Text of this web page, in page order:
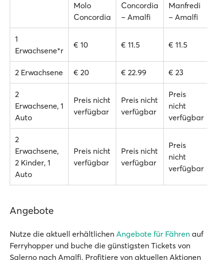
Molo
Concordia
Concordia
– Amalfi
Manfredi
– Amalfi
1
Erwachsene*r
€ 10 € 11.5 € 11.5
2 Erwachsene € 20 € 22.99 € 23
2
Erwachsene, 1
Auto
Preis nicht
verfügbar
Preis nicht
verfügbar
Preis
nicht
verfügbar
2
Erwachsene,
2 Kinder, 1
Auto
Preis nicht
verfügbar
Preis nicht
verfügbar
Preis
nicht
verfügbar
Angebote
Nutze die aktuell erhältlichen Angebote für Fähren auf
Ferryhopper und buche die günstigsten Tickets von
Salerno nach Amalfi. Profitiere von aktuellen Aktionen